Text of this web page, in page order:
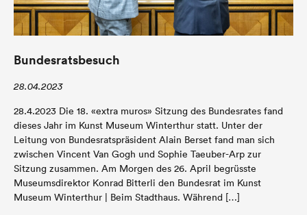
Bundesratsbesuch
28.04.2023
28.4.2023 Die 18. «extra muros» Sitzung des Bundesrates fand
dieses Jahr im Kunst Museum Winterthur statt. Unter der
Leitung von Bundesratspräsident Alain Berset fand man sich
zwischen Vincent Van Gogh und Sophie Taeuber-Arp zur
Sitzung zusammen. Am Morgen des 26. April begrüsste
Museumsdirektor Konrad Bitterli den Bundesrat im Kunst
Museum Winterthur | Beim Stadthaus. Während […]